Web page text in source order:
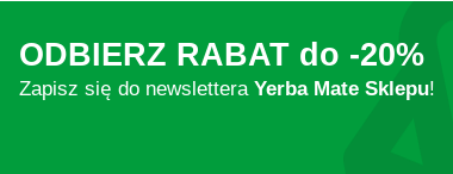
ODBIERZ RABAT do -20%
Zapisz się do newslettera Yerba Mate Sklepu!